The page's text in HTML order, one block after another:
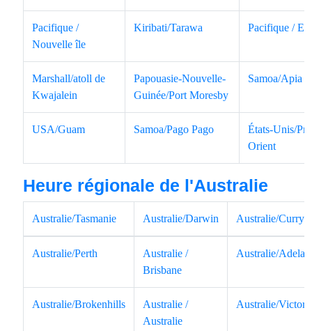
Pacifique /
Nouvelle île
Kiribati/Tarawa Pacifique /
Marshall/atoll de
Kwajalein
Papouasie-Nouvelle-
Guinée/Port Moresby
Samoa/Apia
USA/Guam Samoa/Pago Pago
États-Unis/
Orient
Heure régionale de l'Australie
Australie/Tasmanie Australie/Darwin Australie/Curry
Australie/Perth
Australie /
Brisbane
Australie/
Australie/Brokenhills
Australie /
Australie
Australie/